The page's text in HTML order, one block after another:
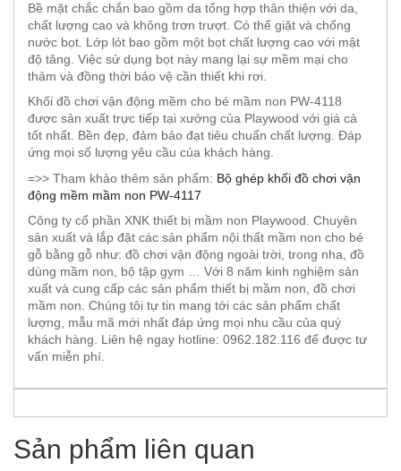
Bề mặt chắc chắn bao gồm da tổng hợp thân thiện với da,
chất lượng cao và không trơn trượt. Có thể giặt và chống
nước bọt. Lớp lót bao gồm một bọt chất lượng cao với mật
độ tăng. Việc sử dụng bọt này mang lại sự mềm mại cho
thảm và đồng thời bảo vệ cần thiết khi rơi.
Khối đồ chơi vận động mềm cho bé mầm non PW-4118
được sản xuất trực tiếp tại xưởng của Playwood với giá cả
tốt nhất. Bền đẹp, đảm bảo đạt tiêu chuẩn chất lượng. Đáp
ứng mọi số lượng yêu cầu của khách hàng.
=>> Tham khảo thêm sản phẩm: Bộ ghép khối đồ chơi vận
động mềm mầm non PW-4117
Công ty cổ phần XNK thiết bị mầm non Playwood. Chuyên
sản xuất và lắp đặt các sản phẩm nội thất mầm non cho bé
gỗ bằng gỗ như: đồ chơi vận động ngoài trời, trong nha, đồ
dùng mầm non, bộ tập gym … Với 8 năm kinh nghiệm sản
xuất và cung cấp các sản phẩm thiết bị mầm non, đồ chơi
mầm non. Chúng tôi tự tin mang tới các sản phẩm chất
lượng, mẫu mã mới nhất đáp ứng mọi nhu cầu của quý
khách hàng. Liên hệ ngay hotline: 0962.182.116 để được tư
vấn miễn phí.
Sản phẩm liên quan